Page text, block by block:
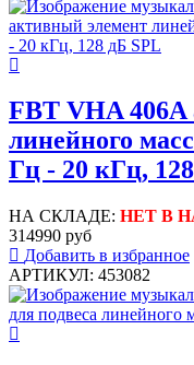
FBT VHA
линейного
Гц - 20 кГц,
НА СКЛАДЕ: НЕТ В
314990 руб
Добавить в избранное
АРТИКУЛ: 453082